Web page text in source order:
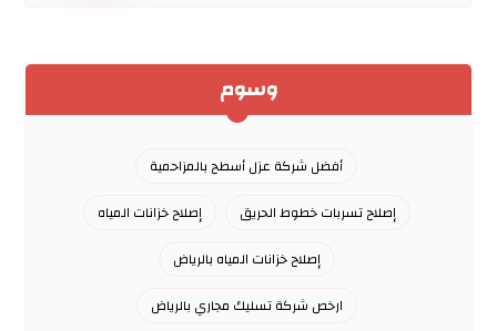
وسوم
أفضل شركة عزل أسطح بالمزاحمية
إصلاح تسربات خطوط الحريق
إصلاح خزانات المياه
إصلاح خزانات المياه بالرياض
ارخص شركة تسليك مجاري بالرياض